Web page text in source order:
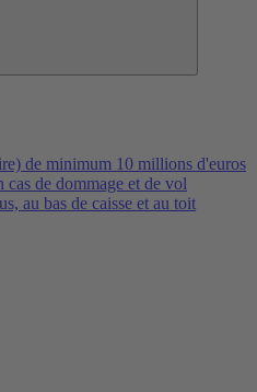
de minimum 10 millions d'euros
cas de dommage et de vol
au bas de caisse et au toit